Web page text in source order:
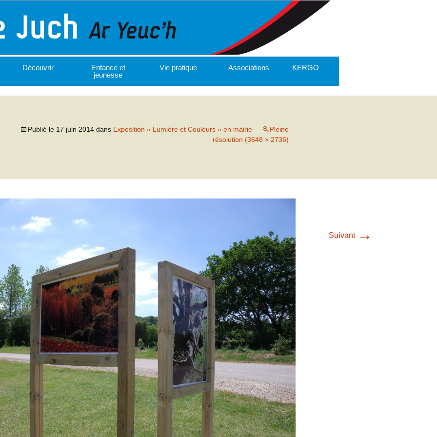
Découvrir
Enfance et
jeunesse
Vie pratique Associations KERGO
Publié le 17 juin 2014 dans Exposition « Lumière et Couleurs » en mairie
Pleine
résolution (3648 × 2736)
Suivant →